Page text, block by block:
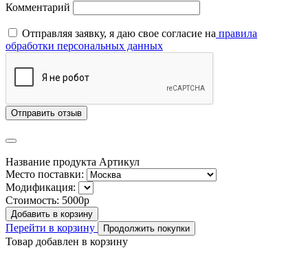
Комментарий
Отправляя заявку, я даю свое согласие на правила
обработки персональных данных
Отправить отзыв
Название продукта Артикул
Место поставки:
Модификация:
Стоимость: 5000р
Добавить в корзину
Перейти в корзину Продолжить покупки
Товар добавлен в корзину